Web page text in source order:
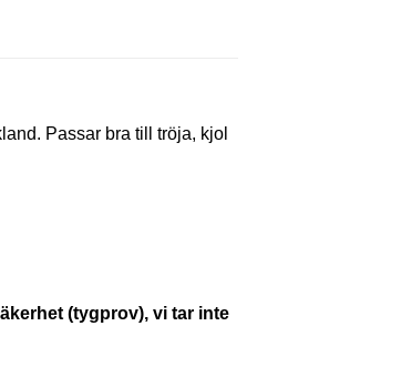
Passar bra till tröja, kjol
(tygprov), vi tar inte